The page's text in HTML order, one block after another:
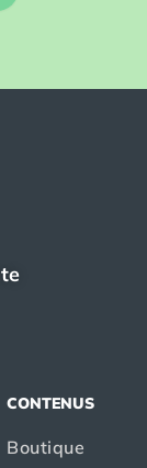
CONTENUS
Boutique